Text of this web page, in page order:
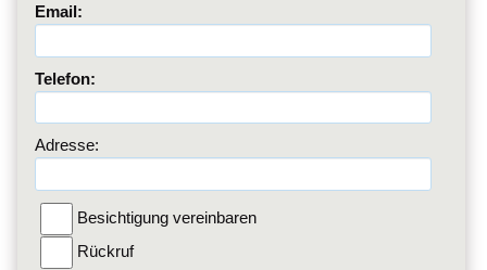
Email:
Telefon:
Adresse:
Besichtigung vereinbaren
Rückruf